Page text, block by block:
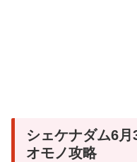
シェケナダム6
オモノ攻略